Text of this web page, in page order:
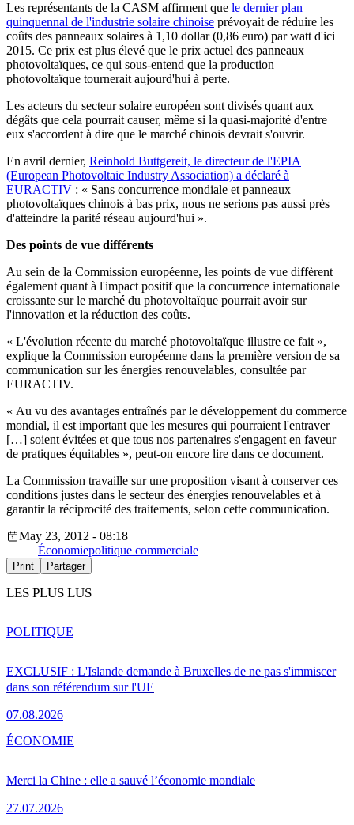
Les représentants de la CASM affirment que le dernier plan
quinquennal de l'industrie solaire chinoise prévoyait de réduire les
coûts des panneaux solaires à 1,10 dollar (0,86 euro) par watt d'ici
2015. Ce prix est plus élevé que le prix actuel des panneaux
photovoltaïques, ce qui sous-entend que la production
photovoltaïque tournerait aujourd'hui à perte.
Les acteurs du secteur solaire européen sont divisés quant aux
dégâts que cela pourrait causer, même si la quasi-majorité d'entre
eux s'accordent à dire que le marché chinois devrait s'ouvrir.
En avril dernier, Reinhold Buttgereit, le directeur de l'EPIA
(European Photovoltaic Industry Association) a déclaré à
EURACTIV : « Sans concurrence mondiale et panneaux
photovoltaïques chinois à bas prix, nous ne serions pas aussi près
d'atteindre la parité réseau aujourd'hui ».
Des points de vue différents
Au sein de la Commission européenne, les points de vue diffèrent
également quant à l'impact positif que la concurrence internationale
croissante sur le marché du photovoltaïque pourrait avoir sur
l'innovation et la réduction des coûts.
« L'évolution récente du marché photovoltaïque illustre ce fait »,
explique la Commission européenne dans la première version de sa
communication sur les énergies renouvelables, consultée par
EURACTIV.
« Au vu des avantages entraînés par le développement du commerce
mondial, il est important que les mesures qui pourraient l'entraver
[…] soient évitées et que tous nos partenaires s'engagent en faveur
de pratiques équitables », peut-on encore lire dans ce document.
La Commission travaille sur une proposition visant à conserver ces
conditions justes dans le secteur des énergies renouvelables et à
garantir la réciprocité des traitements, selon cette communication.
May 23, 2012 - 08:18
Économiepolitique commerciale
Print Partager
LES PLUS LUS
EXCLUSIF : L'Islande demande à Bruxelles de ne pas s'immiscer
dans son référendum sur l'UE
07.08.2026
POLITIQUE
Merci la Chine : elle a sauvé l’économie mondiale
27.07.2026
ÉCONOMIE